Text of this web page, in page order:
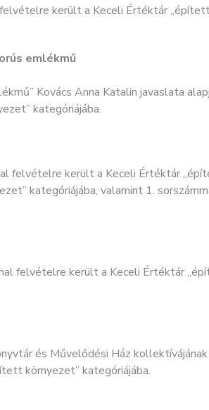
felvételre került a Keceli Értéktár
emlékmű
Kovács Anna Katalin javaslata
kategóriájába.
felvételre került a Keceli Értéktár
kategóriájába, valamint 1.
felvételre került a Keceli Értéktár
és Művelődési Ház
környezet” kategóriájába.